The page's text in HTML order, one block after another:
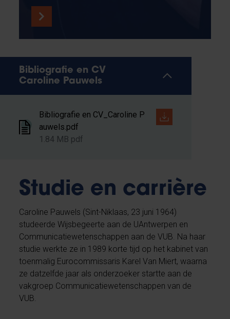
Bibliografie en CV
Caroline Pauwels
Bibliografie en CV_Caroline P
auwels.pdf
1.84 MB pdf
Studie en carrière
Caroline Pauwels (Sint-Niklaas, 23 juni 1964)
studeerde Wijsbegeerte aan de UAntwerpen en
Communicatiewetenschappen aan de VUB. Na haar
studie werkte ze in 1989 korte tijd op het kabinet van
toenmalig Eurocommissaris Karel Van Miert, waarna
ze datzelfde jaar als onderzoeker startte aan de
vakgroep Communicatiewetenschappen van de
VUB.